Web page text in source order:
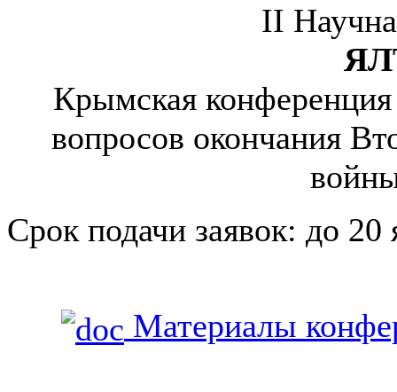
II
Крымская конференция
вопросов окончания
Срок подачи заявок: до 20
Материалы